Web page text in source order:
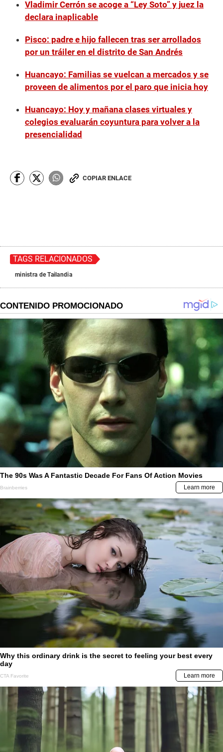
Vladimir Cerrón se acoge a “Ley Soto” y juez la
declara inaplicable
Pisco: padre e hijo fallecen tras ser arrollados
por un tráiler en el distrito de San Andrés
Huancayo: Familias se vuelcan a mercados y se
proveen de alimentos por el paro que inicia hoy
Huancayo: Hoy y mañana clases virtuales y
colegios evaluarán coyuntura para volver a la
presencialidad
COPIAR ENLACE
TAGS RELACIONADOS
ministra de Tailandia